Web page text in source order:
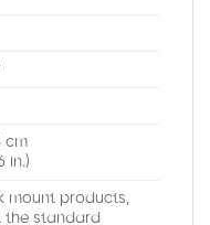
cm
in.)
mount products,
the standard